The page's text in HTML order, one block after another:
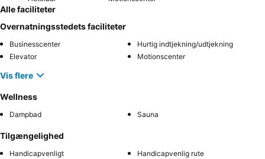
Alle faciliteter
Overnatningsstedets faciliteter
Businesscenter
Hurtig indtjekning/udtjekning
Elevator
Motionscenter
Vis flere
Wellness
Dampbad Sauna
Tilgængelighed
Handicapvenligt
Handicapvenlig rute